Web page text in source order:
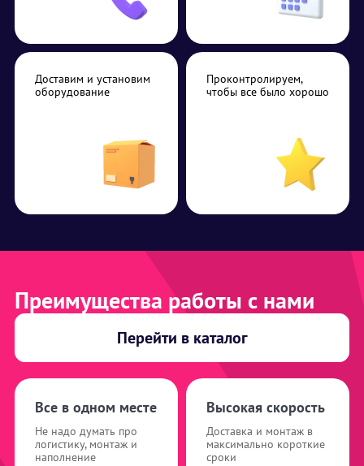
Доставим и установим
оборудование
Проконтролируем,
чтобы все было хорошо
Преимущества работы с нами
Перейти в каталог
Все в одном месте
Не надо думать про
логистику, монтаж и
наполнение
Высокая скорость
Доставка и монтаж в
максимально короткие
сроки